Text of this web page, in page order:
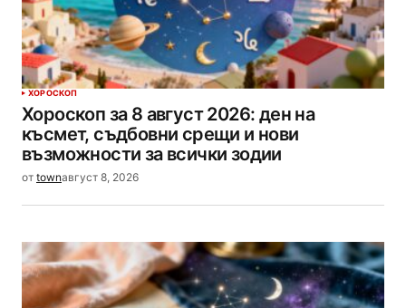
ХОРОСКОП
Хороскоп за 8 август 2026: ден на
късмет, съдбовни срещи и нови
възможности за всички зодии
от townавгуст 8, 2026